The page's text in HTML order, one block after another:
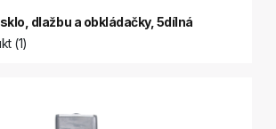
dlažbu a obkládačky, 5dílná
(1)